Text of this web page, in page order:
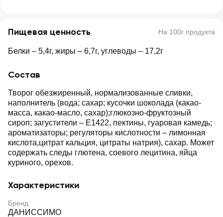
Пищевая ценность На 100г продукта
Белки – 5,4г, жиры – 6,7г, углеводы – 17,2г
Состав
Творог обезжиренный, нормализованные сливки,
наполнитель (вода; сахар; кусочки шоколада (какао-
масса, какао-масло, сахар);глюкозно-фруктозный
сироп; загустители – Е1422, пектины, гуаровая камедь;
ароматизаторы; регуляторы кислотности – лимонная
кислота,цитрат кальция, цитраты натрия), сахар. Может
содержать следы глютена, соевого лецитина, яйца
куриного, орехов.
Характеристики
Бренд
ДАНИССИМО